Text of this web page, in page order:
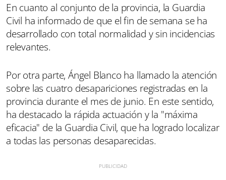
En cuanto al conjunto de la provincia, la Guardia
Civil ha informado de que el fin de semana se ha
desarrollado con total normalidad y sin incidencias
relevantes.
Por otra parte, Ángel Blanco ha llamado la atención
sobre las cuatro desapariciones registradas en la
provincia durante el mes de junio. En este sentido,
ha destacado la rápida actuación y la "máxima
eficacia" de la Guardia Civil, que ha logrado localizar
a todas las personas desaparecidas.